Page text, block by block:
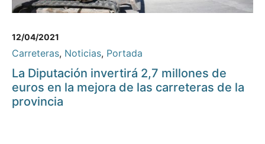
12/04/2021
Carreteras, Noticias, Portada
La Diputación invertirá 2,7 millones de
euros en la mejora de las carreteras de la
provincia